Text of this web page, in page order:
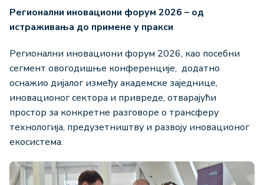
Регионални иновациони форум 2026 – од
истраживања до примене у пракси
Регионални иновациони форум 2026, као посебни
сегмент овогодишње конференције, додатно
оснажио дијалог између академске заједнице,
иновационог сектора и привреде, отварајући
простор за конкретне разговоре о трансферу
технологија, предузетништву и развоју иновационог
екосистема.